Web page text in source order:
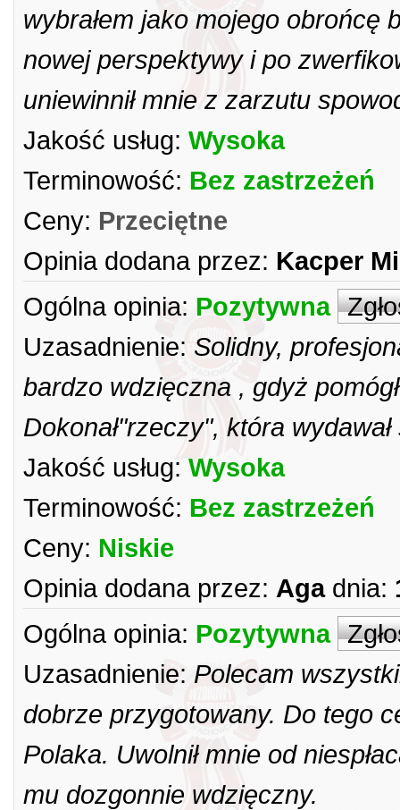
wybrałem jako mojego obrońcę
nowej perspektywy i po
uniewinnił mnie z zarzutu
Jakość usług: Wysoka
Terminowość: Bez zastrzeżeń
Ceny: Przeciętne
Opinia dodana przez: Kacper
Ogólna opinia: Pozytywna
Uzasadnienie: Solidny,
bardzo wdzięczna , gdyż
Dokonał"rzeczy", która
Jakość usług: Wysoka
Terminowość: Bez zastrzeżeń
Ceny: Niskie
Opinia dodana przez: Aga dnia:
Ogólna opinia: Pozytywna
Uzasadnienie: Polecam
dobrze przygotowany. Do tego
Polaka. Uwolnił mnie od
mu dozgonnie wdzięczny.